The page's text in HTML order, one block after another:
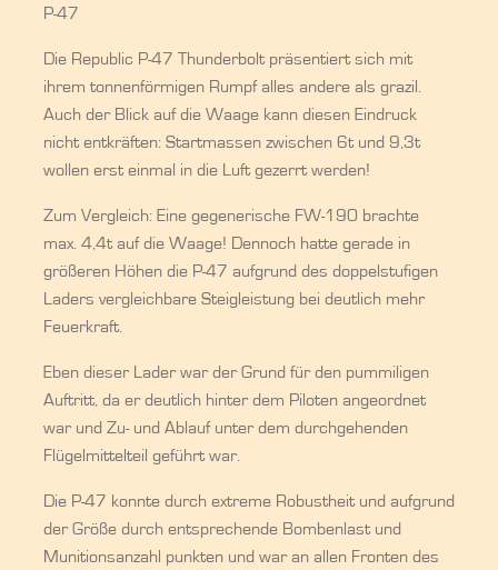
P-47
Die Republic P-47 Thunderbolt präsentiert sich mit
ihrem tonnenförmigen Rumpf alles andere als grazil.
Auch der Blick auf die Waage kann diesen Eindruck
nicht entkräften: Startmassen zwischen 6t und 9,3t
wollen erst einmal in die Luft gezerrt werden!
Zum Vergleich: Eine gegenerische FW-190 brachte
max. 4,4t auf die Waage! Dennoch hatte gerade in
größeren Höhen die P-47 aufgrund des doppelstufigen
Laders vergleichbare Steigleistung bei deutlich mehr
Feuerkraft.
Eben dieser Lader war der Grund für den pummiligen
Auftritt, da er deutlich hinter dem Piloten angeordnet
war und Zu- und Ablauf unter dem durchgehenden
Flügelmittelteil geführt war.
Die P-47 konnte durch extreme Robustheit und aufgrund
der Größe durch entsprechende Bombenlast und
Munitionsanzahl punkten und war an allen Fronten des